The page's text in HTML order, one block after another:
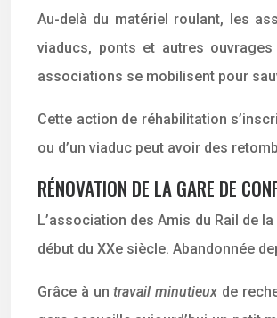
Au-delà du matériel roulant, les
viaducs, ponts et autres
associations se mobilisent pour
Cette action de réhabilitation
ou d’un viaduc peut avoir des
RÉNOVATION DE LA GARE DE
L’association des Amis du Rail de
début du XXe siècle. Abandonnée
Grâce à untravail minutieux de